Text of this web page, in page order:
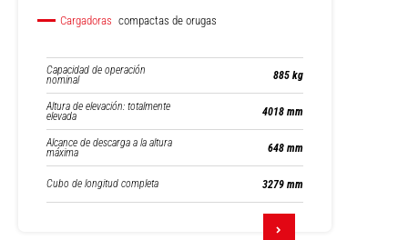
Cargadoras compactas de orugas
Capacidad de operación
nominal 885 kg
Altura de elevación: totalmente
elevada 4018 mm
Alcance de descarga a la altura
máxima 648 mm
Cubo de longitud completa 3279 mm